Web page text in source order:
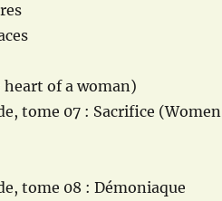
heart of a woman)
tome 07 : Sacrifice (Women
tome 08 : Démoniaque